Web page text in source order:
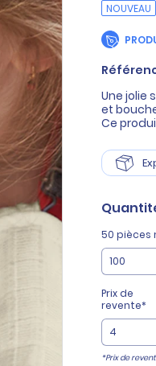
NOUVEAU
Une jolie
et
Ce
50 pièces
Prix de
revente*
*Prix de